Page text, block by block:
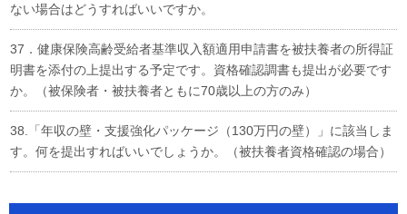
ない場合はどうすればいいですか。
37．健康保険高齢受給者基準収入額適用申請書を被扶養者の所得証
明書を添付の上提出する予定です。資格確認調書も提出が必要です
か。（被保険者・被扶養者ともに70歳以上の方のみ）
38.「年収の壁・支援強化パッケージ（130万円の壁）」に該当しま
す。何を提出すればいいでしょうか。（被扶養者資格確認の場合）